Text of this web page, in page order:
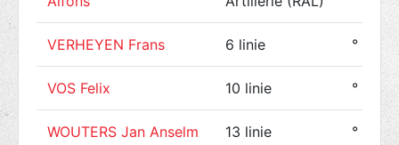
VERHEYEN Frans 6 linie °
VOS Felix 10 linie °
WOUTERS Jan Anselm 13 linie °